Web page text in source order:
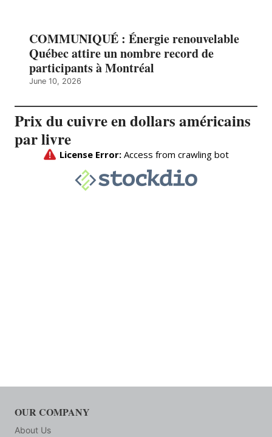
COMMUNIQUÉ : Énergie renouvelable
Québec attire un nombre record de
participants à Montréal
June 10, 2026
Prix du cuivre en dollars américains
par livre
OUR COMPANY
About Us